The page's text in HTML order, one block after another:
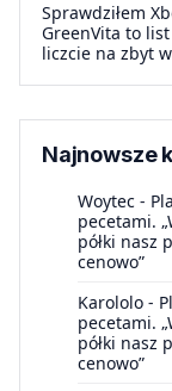
Sprawdziłem
GreenVita to
liczcie na zbyt
Najnowsze
Woytec -
pecetami.
półki nasz
cenowo”
Karololo -
pecetami.
półki nasz
cenowo”